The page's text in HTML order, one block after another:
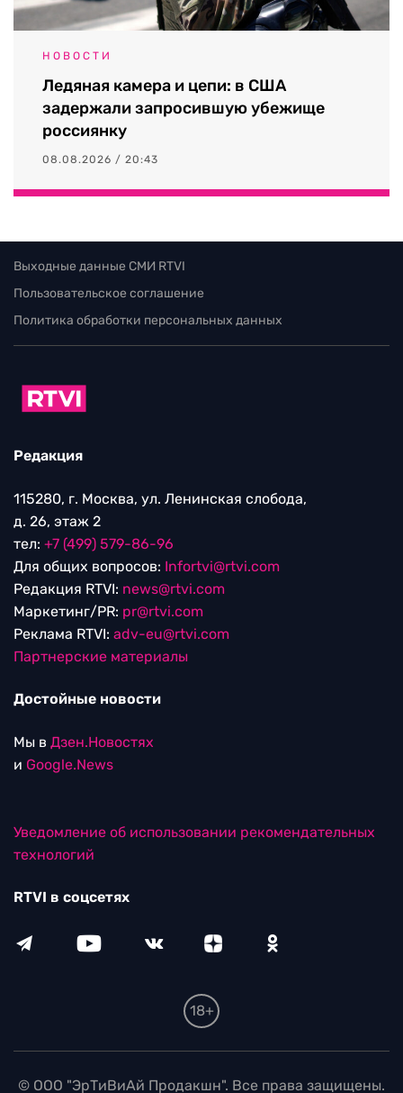
НОВОСТИ
Ледяная камера и цепи: в США
задержали запросившую убежище
россиянку
08.08.2026 / 20:43
Выходные данные СМИ RTVI
Пользовательское соглашение
Политика обработки персональных данных
Редакция
115280, г. Москва, ул. Ленинская слобода,
д. 26, этаж 2
тел: +7 (499) 579-86-96
Для общих вопросов: Infortvi@rtvi.com
Редакция RTVI: news@rtvi.com
Маркетинг/PR: pr@rtvi.com
Реклама RTVI: adv-eu@rtvi.com
Партнерские материалы
Достойные новости
Мы в Дзен.Новостях
и Google.News
Уведомление об использовании рекомендательных
технологий
RTVI в соцсетях
18+
© ООО "ЭрТиВиАй Продакшн". Все права защищены.